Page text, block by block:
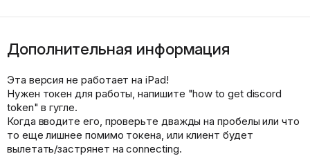
Дополнительная информация
Эта версия не работает на iPad!
Нужен токен для работы, напишите "how to get discord
token" в гугле.
Когда вводите его, проверьте дважды на пробелы или что
то еще лишнее помимо токена, или клиент будет
вылетать/застрянет на connecting.